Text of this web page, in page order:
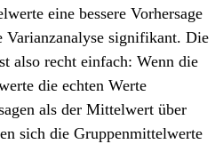
eine bessere Vorhersage
Varianzanalyse signifikant. Die
also recht einfach: Wenn die
die echten Werte
als der Mittelwert über
sich die Gruppenmittelwerte